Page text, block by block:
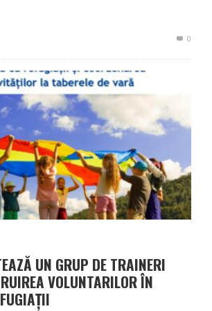
0
UN GRUP DE TRAINERI
VOLUNTARILOR ÎN